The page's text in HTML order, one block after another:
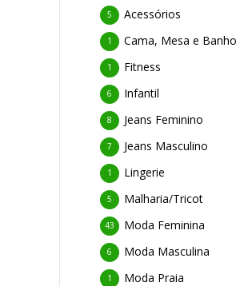
Acessórios
5
Cama, Mesa e Banho
1
Fitness
1
Infantil
6
Jeans Feminino
8
Jeans Masculino
7
Lingerie
1
Malharia/Tricot
5
Moda Feminina
43
Moda Masculina
6
Moda Praia
1